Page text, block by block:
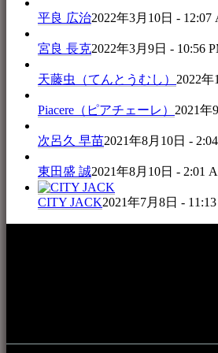
平良 広治2022年3月10日 - 12:07
宮良 長克2022年3月9日 - 10:56
天藤虫（てんとうむし） 2022年
Piacere（ピアチェーレ） 2021年
次呂久 早苗2021年8月10日 -
東田盛 誠2021年8月10日 - 2:01
CITY JACK2021年7月8日 -